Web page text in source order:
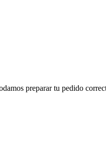
preparar tu pedido